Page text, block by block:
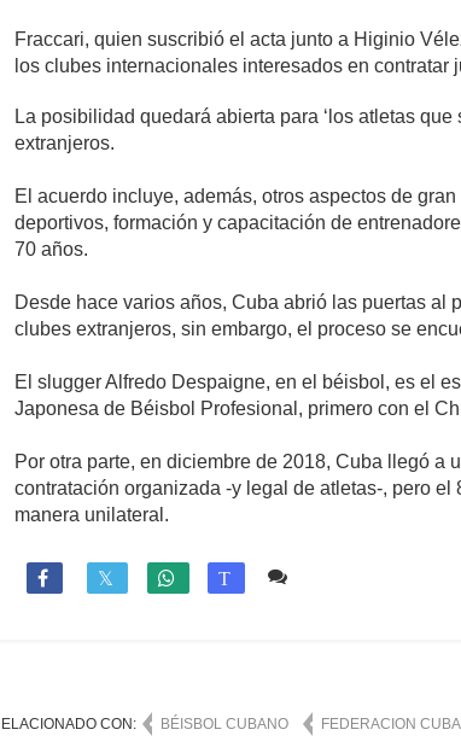
Fraccari, quien suscribió el acta junto a Higinio
los clubes internacionales interesados en contratar
La posibilidad quedará abierta para ‘los atletas
extranjeros.
El acuerdo incluye, además, otros aspectos de
deportivos, formación y capacitación de
70 años.
Desde hace varios años, Cuba abrió las puertas
clubes extranjeros, sin embargo, el proceso se
El slugger Alfredo Despaigne, en el béisbol, es el
Japonesa de Béisbol Profesional, primero con el
Por otra parte, en diciembre de 2018, Cuba llegó
contratación organizada -y legal de atletas-, pero
manera unilateral.
 T
CON: BÉISBOL CUBANO FEDERACION